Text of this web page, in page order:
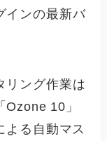
インの最新バ
リング作業は
10」
よる自動マス